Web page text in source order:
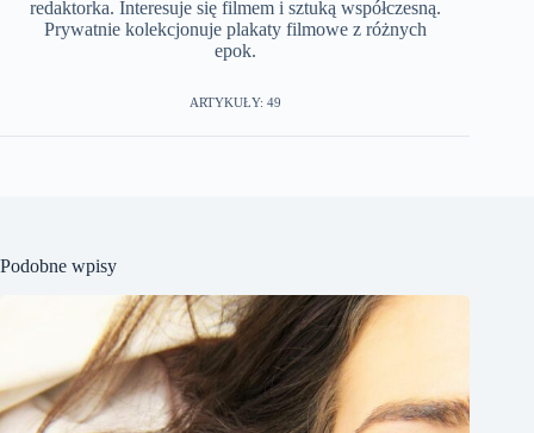
redaktorka. Interesuje się filmem i sztuką współczesną.
Prywatnie kolekcjonuje plakaty filmowe z różnych
epok.
ARTYKUŁY: 49
Podobne wpisy